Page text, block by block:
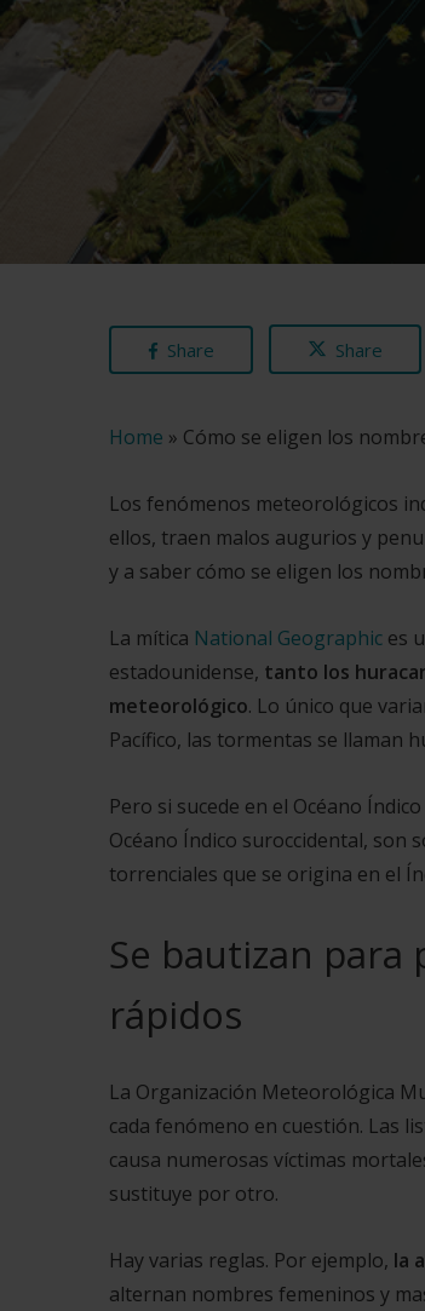
Share Share
Home » Cómo se eligen los
Los fenómenos meteorológicos
ellos, traen malos augurios y
y a saber cómo se eligen los
La mítica National Geographic es
estadounidense, tanto los
meteorológico. Lo único que
Pacífico, las tormentas se llaman
Pero si sucede en el Océano
Océano Índico suroccidental, son
torrenciales que se origina en el
Se bautizan para
rápidos
La Organización Meteorológica
cada fenómeno en cuestión. Las
causa numerosas víctimas
sustituye por otro.
Hay varias reglas. Por ejemplo, la
alternan nombres femeninos y